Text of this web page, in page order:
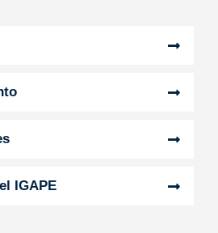
IGAPE